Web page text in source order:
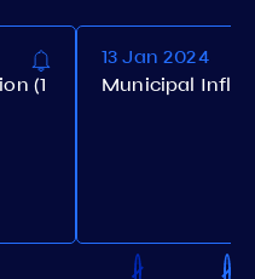
(1
13 Jan 2024
Municipal